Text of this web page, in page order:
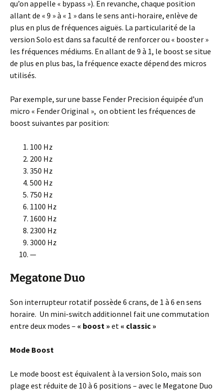
qu’on appelle « bypass »). En revanche, chaque position
allant de « 9 » à « 1 » dans le sens anti-horaire, enlève de
plus en plus de fréquences aiguës. La particularité de la
version Solo est dans sa faculté de renforcer ou « booster »
les fréquences médiums. En allant de 9 à 1, le boost se situe
de plus en plus bas, la fréquence exacte dépend des micros
utilisés.
Par exemple, sur une basse Fender Precision équipée d’un
micro « Fender Original », on obtient les fréquences de
boost suivantes par position:
100 Hz
200 Hz
350 Hz
500 Hz
750 Hz
1100 Hz
1600 Hz
2300 Hz
3000 Hz
—
Megatone Duo
Son interrupteur rotatif possède 6 crans, de 1 à 6 en sens
horaire. Un mini-switch additionnel fait une commutation
entre deux modes – « boost » et « classic »
Mode Boost
Le mode boost est équivalent à la version Solo, mais son
plage est réduite de 10 à 6 positions – avec le Megatone Duo